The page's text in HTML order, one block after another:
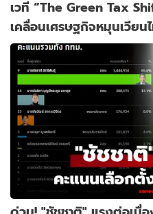
เวที “The Green Tax
เคลื่อนเศรษฐกิจหมุนเวียน